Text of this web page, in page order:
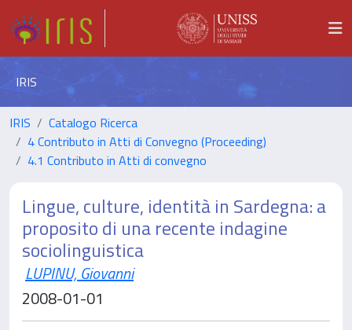
IRIS
IRIS
Catalogo Ricerca
4 Contributo in Atti di Convegno (Proceeding)
4.1 Contributo in Atti di convegno
Lingue, culture, identità in Sardegna: a
proposito di una recente indagine
sociolinguistica
LUPINU, Giovanni
2008-01-01